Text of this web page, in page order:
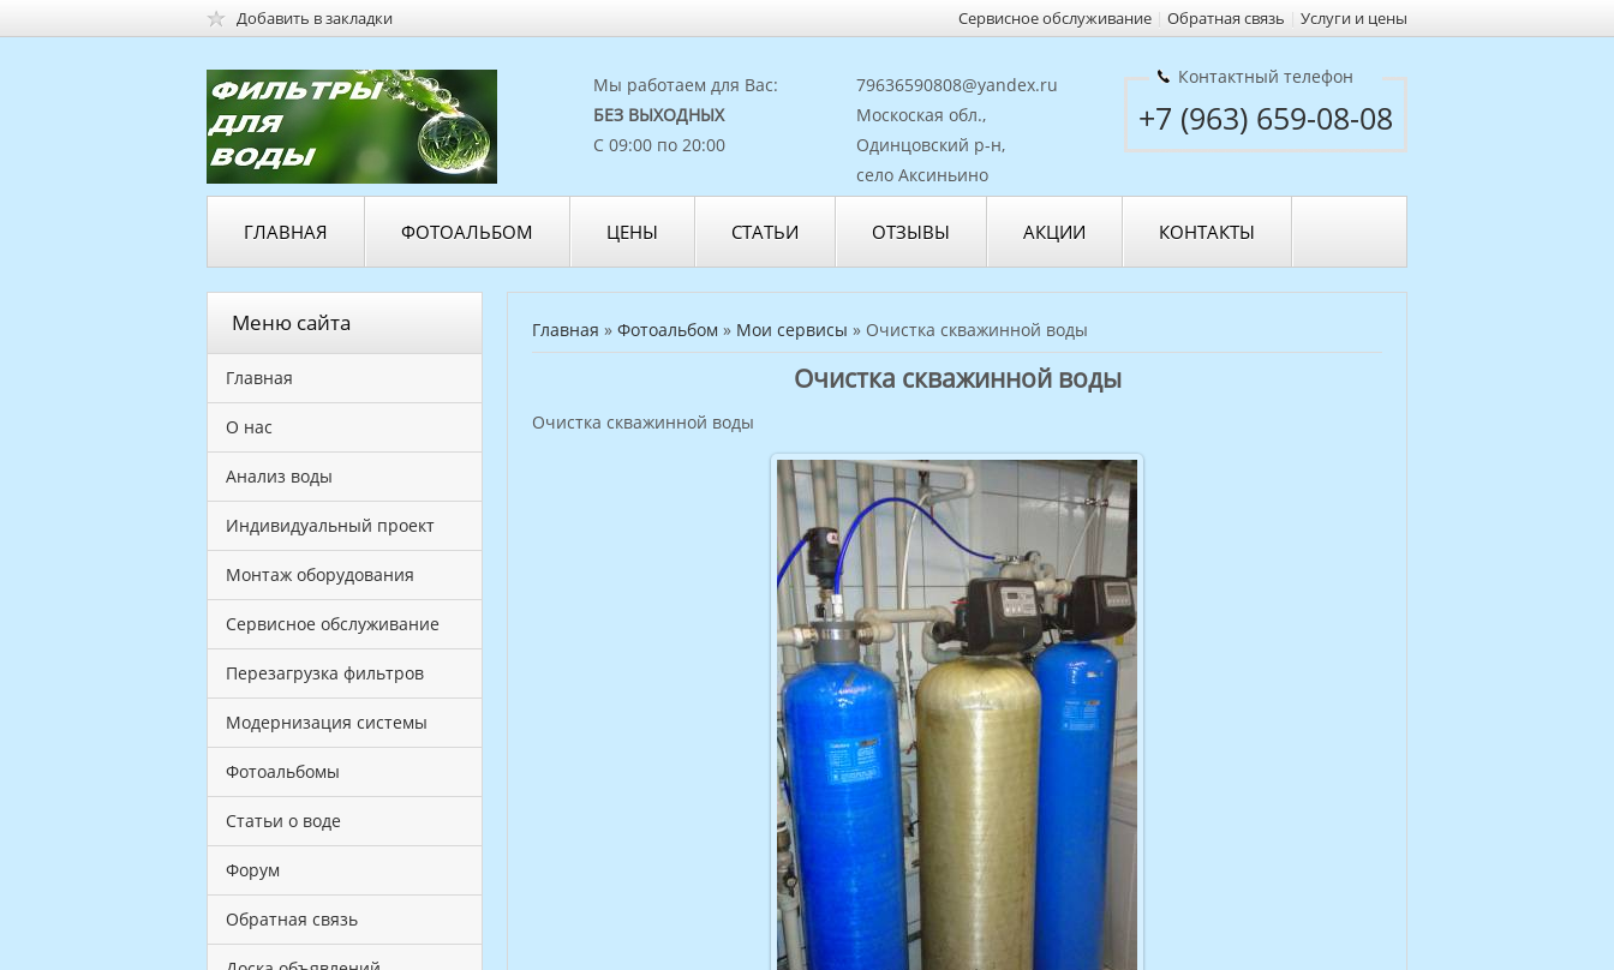
Добавить в закладки Сервисное обслуживание | Обратная связь | Услуги и цены
Мы работаем для Вас:
БЕЗ ВЫХОДНЫХ
С 09:00 по 20:00
79636590808@yandex.ru
Москоская обл.,
Одинцовский р-н,
село Аксиньино
Контактный телефон
+7 (963) 659-08-08
ГЛАВНАЯ ФОТОАЛЬБОМ ЦЕНЫ СТАТЬИ ОТЗЫВЫ АКЦИИ КОНТАКТЫ
Меню сайта
Главная
О нас
Анализ воды
Индивидуальный проект
Монтаж оборудования
Сервисное обслуживание
Перезагрузка фильтров
Модернизация системы
Фотоальбомы
Статьи о воде
Форум
Обратная связь
Главная » Фотоальбом » Мои сервисы » Очистка скважинной воды
Очистка скважинной воды
Очистка скважинной воды